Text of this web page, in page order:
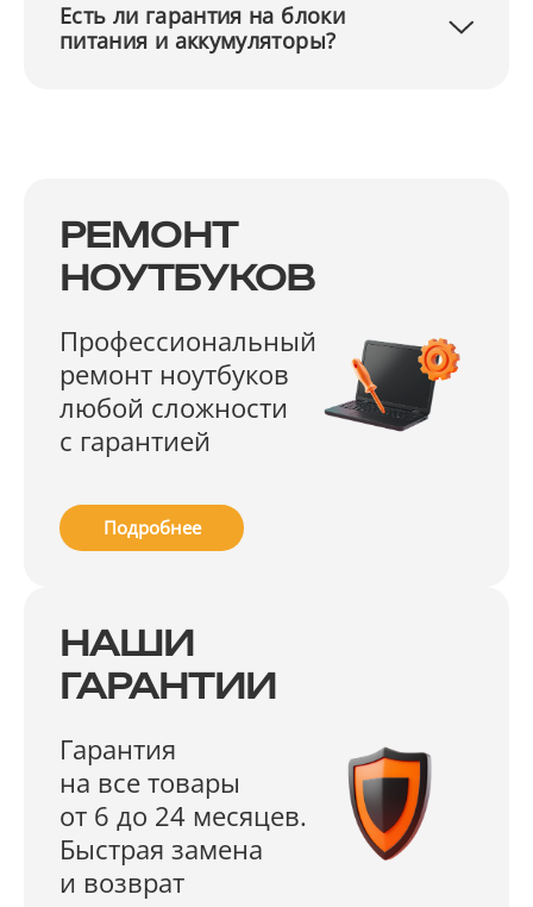
Есть ли гарантия на блоки
питания и аккумуляторы?
РЕМОНТ
НОУТБУКОВ
Профессиональный
ремонт ноутбуков
любой сложности
с гарантией
Подробнее
НАШИ
ГАРАНТИИ
Гарантия
на все товары
от 6 до 24 месяцев.
Быстрая замена
и возврат